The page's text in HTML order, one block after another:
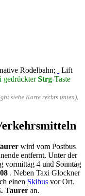
Rodelbahn;
Lift
gedrückterStrg-Taste
siehe Karte rechts unten),
wird vom Postbus
entfernt. Unter der
vormittag 4 und Sonntag
. Neben Taxi Glockner
einen Skibus vor Ort.
Taurer an.